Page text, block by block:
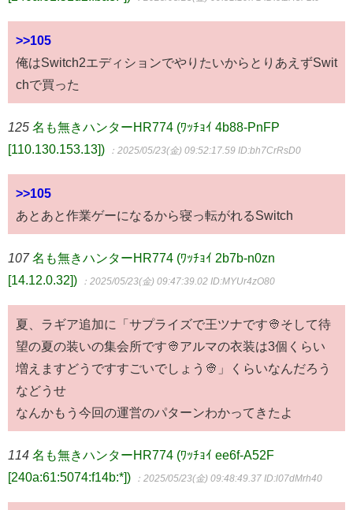
>>105
俺はSwitch2エディションでやりたいからとりあえずSwit
chで買った
125 名も無きハンターHR774 (ﾜｯﾁｮｲ 4b88-PnFP
[110.130.153.13])
：2025/05/23(金) 09:52:17.59 ID:bh7CrRsD0
>>105
あとあと作業ゲーになるから寝っ転がれるSwitch
107 名も無きハンターHR774 (ﾜｯﾁｮｲ 2b7b-n0zn
[14.12.0.32])
：2025/05/23(金) 09:47:39.02 ID:MYUr4zO80
夏、ラギア追加に「サプライズで王ツナです👳そして待
望の夏の装いの集会所です👳アルマの衣装は3個くらい
増えますどうですすごいでしょう👳」くらいなんだろう
などうせ
なんかもう今回の運営のパターンわかってきたよ
114 名も無きハンターHR774 (ﾜｯﾁｮｲ ee6f-A52F
[240a:61:5074:f14b:*])
：2025/05/23(金) 09:48:49.37 ID:l07dMrh40